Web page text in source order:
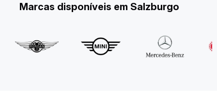
Marcas disponíveis em Salzburgo